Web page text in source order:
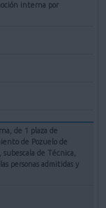
interna por
de 1 plaza de
de Pozuelo de
de Técnica,
personas admitidas y